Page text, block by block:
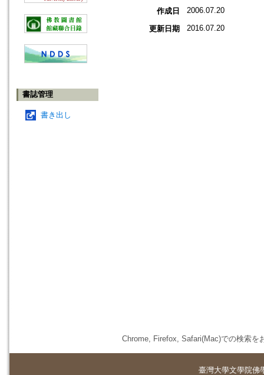
書誌管理
書き出し
作成日 2006.07.20
更新日期 2016.07.20
Chrome, Firefox, Safari(Mac)での検索を
臺灣大學文學院佛